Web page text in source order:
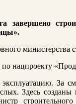
министерства
нацпроекту
За
Здесь